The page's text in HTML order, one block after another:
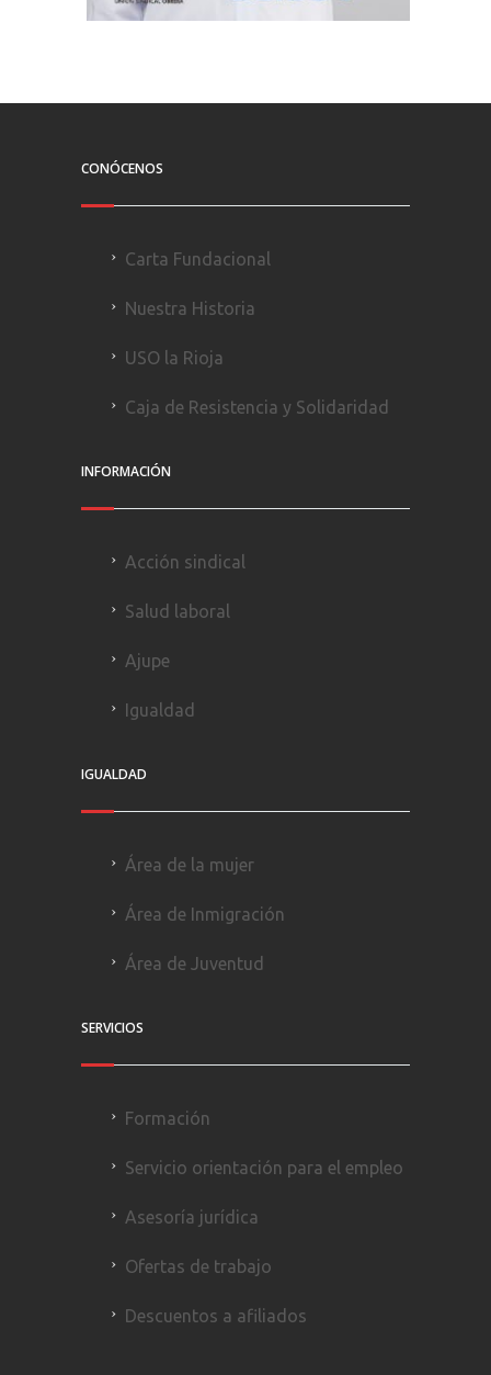
CONÓCENOS
Carta Fundacional
Nuestra Historia
USO la Rioja
Caja de Resistencia y Solidaridad
INFORMACIÓN
Acción sindical
Salud laboral
Ajupe
Igualdad
IGUALDAD
Área de la mujer
Área de Inmigración
Área de Juventud
SERVICIOS
Formación
Servicio orientación para el empleo
Asesoría jurídica
Ofertas de trabajo
Descuentos a afiliados